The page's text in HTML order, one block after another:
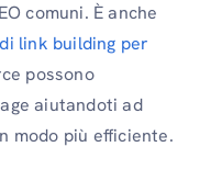
comuni. È anche
link building per
possono
aiutandoti ad
modo più efficiente.